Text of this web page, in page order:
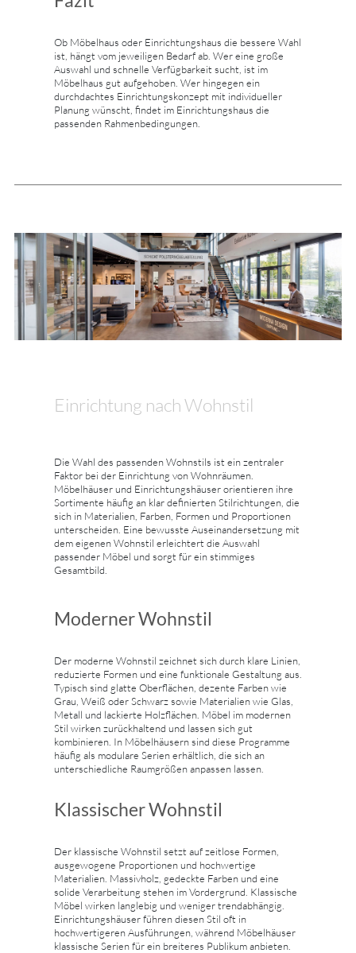
Ob Möbelhaus oder Einrichtungshaus die bessere Wahl
ist, hängt vom jeweiligen Bedarf ab. Wer eine große
Auswahl und schnelle Verfügbarkeit sucht, ist im
Möbelhaus gut aufgehoben. Wer hingegen ein
durchdachtes Einrichtungskonzept mit individueller
Planung wünscht, findet im Einrichtungshaus die
passenden Rahmenbedingungen.
Einrichtung nach Wohnstil
Die Wahl des passenden Wohnstils ist ein zentraler
Faktor bei der Einrichtung von Wohnräumen.
Möbelhäuser und Einrichtungshäuser orientieren ihre
Sortimente häufig an klar definierten Stilrichtungen, die
sich in Materialien, Farben, Formen und Proportionen
unterscheiden. Eine bewusste Auseinandersetzung mit
dem eigenen Wohnstil erleichtert die Auswahl
passender Möbel und sorgt für ein stimmiges
Gesamtbild.
Moderner Wohnstil
Der moderne Wohnstil zeichnet sich durch klare Linien,
reduzierte Formen und eine funktionale Gestaltung aus.
Typisch sind glatte Oberflächen, dezente Farben wie
Grau, Weiß oder Schwarz sowie Materialien wie Glas,
Metall und lackierte Holzflächen. Möbel im modernen
Stil wirken zurückhaltend und lassen sich gut
kombinieren. In Möbelhäusern sind diese Programme
häufig als modulare Serien erhältlich, die sich an
unterschiedliche Raumgrößen anpassen lassen.
Klassischer Wohnstil
Der klassische Wohnstil setzt auf zeitlose Formen,
ausgewogene Proportionen und hochwertige
Materialien. Massivholz, gedeckte Farben und eine
solide Verarbeitung stehen im Vordergrund. Klassische
Möbel wirken langlebig und weniger trendabhängig.
Einrichtungshäuser führen diesen Stil oft in
hochwertigeren Ausführungen, während Möbelhäuser
klassische Serien für ein breiteres Publikum anbieten.